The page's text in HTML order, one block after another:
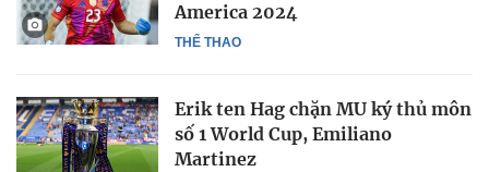
THỂ THAO
America 2024
Erik ten Hag chặn MU ký thủ môn
số 1 World Cup, Emiliano
Martinez